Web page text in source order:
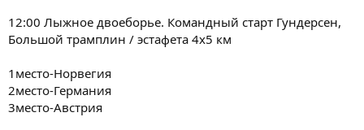
12:00 Лыжное двоеборье. Командный старт Гундерсен,
Большой трамплин / эстафета 4х5 км
1место-Норвегия
2место-Германия
3место-Австрия